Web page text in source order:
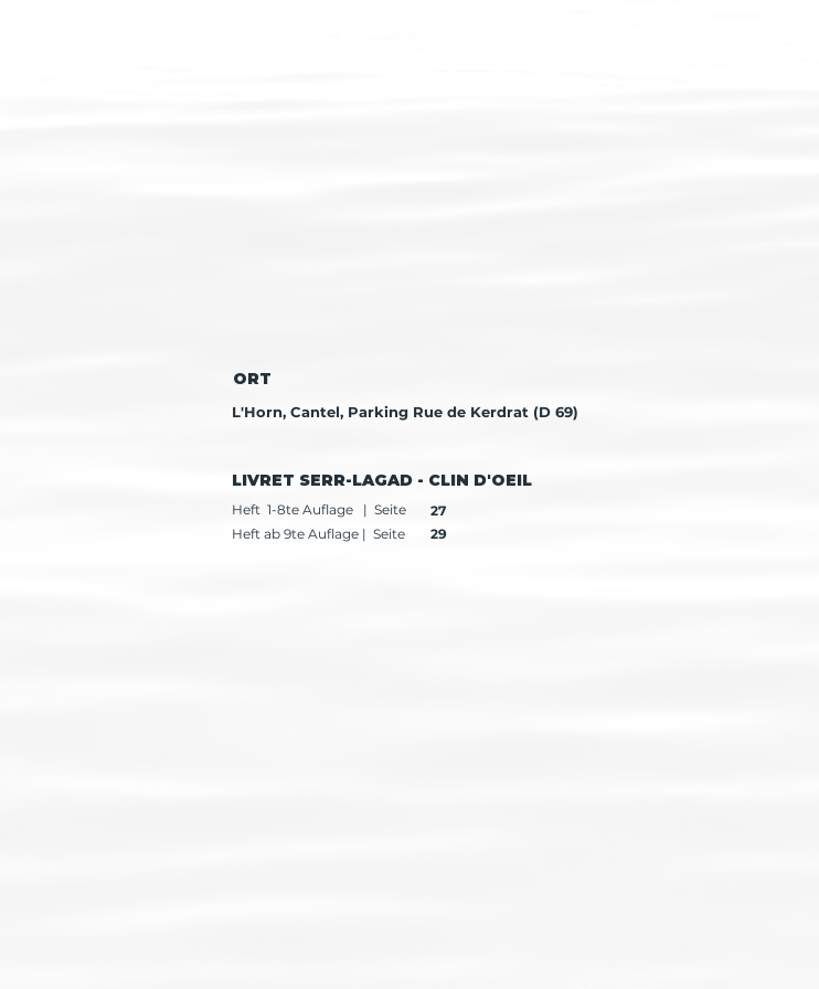
ORT
L'Horn, Cantel, Parking Rue de Kerdrat (D 69)
LIVRET SERR-LAGAD - CLIN D'OEIL
Heft 1-8te Auflage | Seite
27
Heft ab 9te Auflage | Seite
29